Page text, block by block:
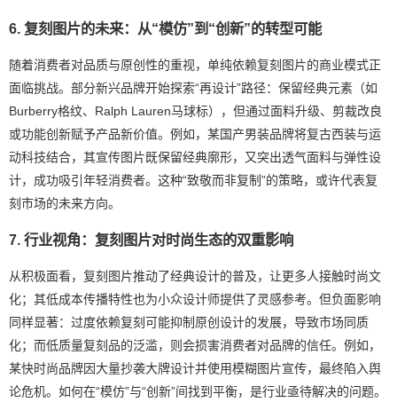
6. 复刻图片的未来：从“模仿”到“创新”的转型可能
随着消费者对品质与原创性的重视，单纯依赖复刻图片的商业模式正
面临挑战。部分新兴品牌开始探索“再设计”路径：保留经典元素（如
Burberry格纹、Ralph Lauren马球标），但通过面料升级、剪裁改良
或功能创新赋予产品新价值。例如，某国产男装品牌将复古西装与运
动科技结合，其宣传图片既保留经典廓形，又突出透气面料与弹性设
计，成功吸引年轻消费者。这种“致敬而非复制”的策略，或许代表复
刻市场的未来方向。
7. 行业视角：复刻图片对时尚生态的双重影响
从积极面看，复刻图片推动了经典设计的普及，让更多人接触时尚文
化；其低成本传播特性也为小众设计师提供了灵感参考。但负面影响
同样显著：过度依赖复刻可能抑制原创设计的发展，导致市场同质
化；而低质量复刻品的泛滥，则会损害消费者对品牌的信任。例如，
某快时尚品牌因大量抄袭大牌设计并使用模糊图片宣传，最终陷入舆
论危机。如何在“模仿”与“创新”间找到平衡，是行业亟待解决的问题。